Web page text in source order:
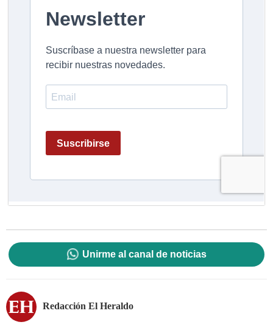
Unirme al canal de noticias
Redacción El Heraldo